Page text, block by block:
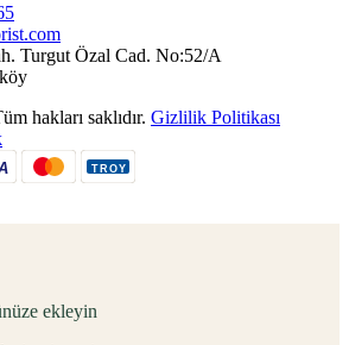
Turgut Özal Cad. No:52/A
hakları saklıdır. Gizlilik Politikası
TROY
ekleyin